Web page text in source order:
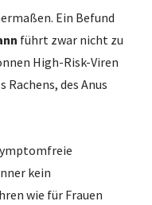
Ein Befund
führt zwar nicht zu
High-Risk-Viren
Rachens, des Anus
kein
wie für Frauen